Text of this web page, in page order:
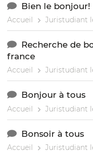
Bien le bonjour!
Accueil Juristudiant
Recherche de
france
Accueil Juristudiant
Bonjour à tous
Accueil Juristudiant
Bonsoir à tous
Accueil Juristudiant